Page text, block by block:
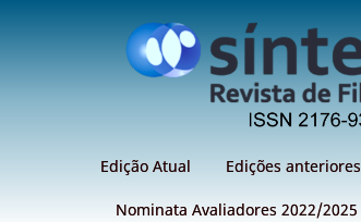
Edição Atual Edições anteriores
Nominata Avaliadores 2022/2025